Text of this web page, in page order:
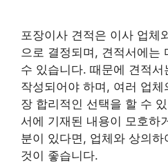
포장이사 견적은 이사 업체
으로 결정되며, 견적서에는
수 있습니다. 때문에 견적
작성되어야 하며, 여러 업
장 합리적인 선택을 할 수
서에 기재된 내용이 모호하
분이 있다면, 업체와 상의
것이 좋습니다.